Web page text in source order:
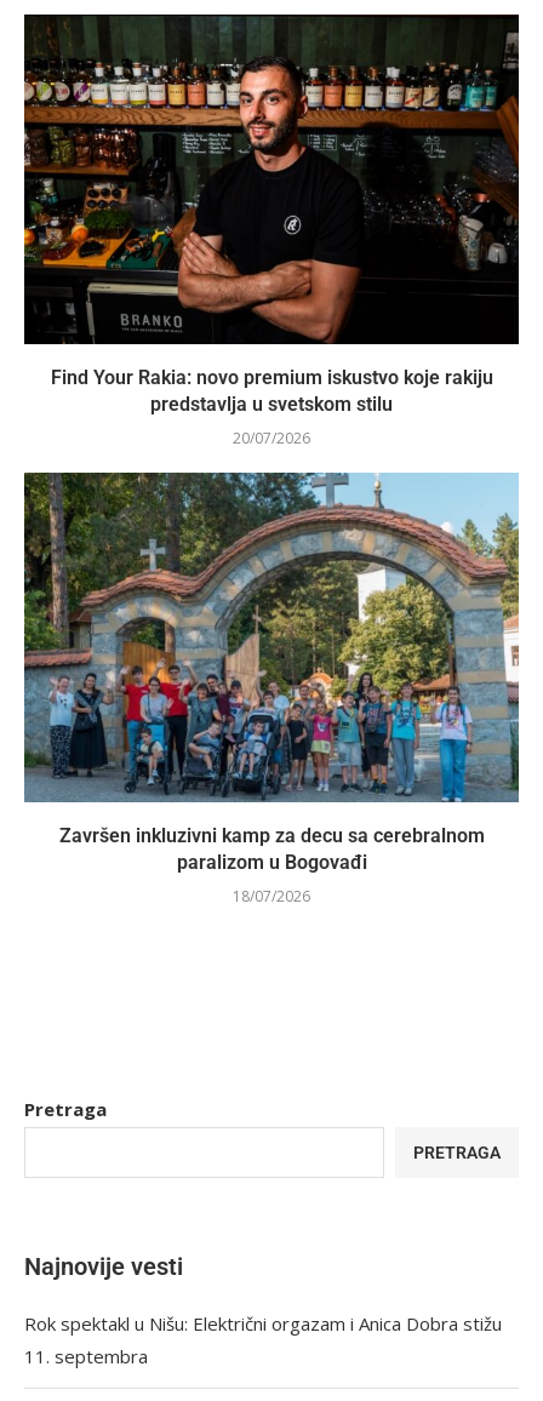
Find Your Rakia: novo premium iskustvo koje rakiju
predstavlja u svetskom stilu
20/07/2026
Završen inkluzivni kamp za decu sa cerebralnom
paralizom u Bogovađi
18/07/2026
Pretraga
PRETRAGA
Najnovije vesti
Rok spektakl u Nišu: Električni orgazam i Anica Dobra stižu
11. septembra